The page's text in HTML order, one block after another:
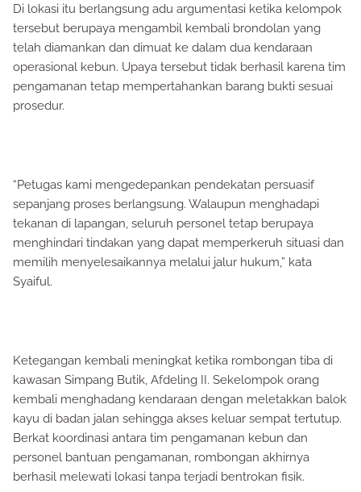
Di lokasi itu berlangsung adu argumentasi ketika kelompok
tersebut berupaya mengambil kembali brondolan yang
telah diamankan dan dimuat ke dalam dua kendaraan
operasional kebun. Upaya tersebut tidak berhasil karena tim
pengamanan tetap mempertahankan barang bukti sesuai
prosedur.
“Petugas kami mengedepankan pendekatan persuasif
sepanjang proses berlangsung. Walaupun menghadapi
tekanan di lapangan, seluruh personel tetap berupaya
menghindari tindakan yang dapat memperkeruh situasi dan
memilih menyelesaikannya melalui jalur hukum,” kata
Syaiful.
Ketegangan kembali meningkat ketika rombongan tiba di
kawasan Simpang Butik, Afdeling II. Sekelompok orang
kembali menghadang kendaraan dengan meletakkan balok
kayu di badan jalan sehingga akses keluar sempat tertutup.
Berkat koordinasi antara tim pengamanan kebun dan
personel bantuan pengamanan, rombongan akhirnya
berhasil melewati lokasi tanpa terjadi bentrokan fisik.